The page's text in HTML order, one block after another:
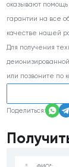
оказывают помощь
гарантии на все
качестве нашей
Для получения
или позвоните по
Поделиться: